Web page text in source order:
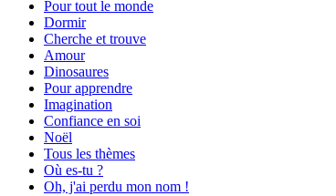
Pour tout le monde
Dormir
Cherche et trouve
Amour
Dinosaures
Pour apprendre
Imagination
Confiance en soi
Noël
Tous les thèmes
Où es-tu ?
Oh, j'ai perdu mon nom !